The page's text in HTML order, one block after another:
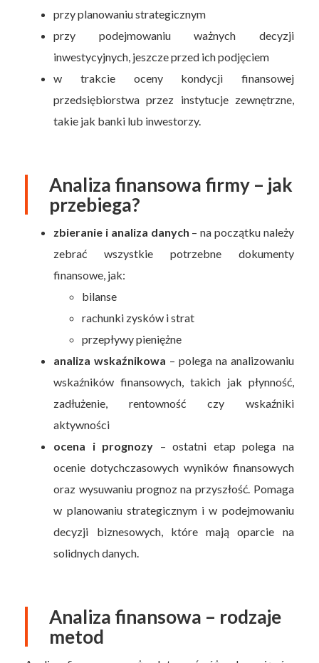
przy planowaniu strategicznym
przy podejmowaniu ważnych decyzji
inwestycyjnych, jeszcze przed ich podjęciem
w trakcie oceny kondycji finansowej
przedsiębiorstwa przez instytucje zewnętrzne,
takie jak banki lub inwestorzy.
Analiza finansowa firmy – jak
przebiega?
zbieranie i analiza danych – na początku należy
zebrać wszystkie potrzebne dokumenty
finansowe, jak:
bilanse
rachunki zysków i strat
przepływy pieniężne
analiza wskaźnikowa – polega na analizowaniu
wskaźników finansowych, takich jak płynność,
zadłużenie, rentowność czy wskaźniki
aktywności
ocena i prognozy – ostatni etap polega na
ocenie dotychczasowych wyników finansowych
oraz wysuwaniu prognoz na przyszłość. Pomaga
w planowaniu strategicznym i w podejmowaniu
decyzji biznesowych, które mają oparcie na
solidnych danych.
Analiza finansowa – rodzaje
metod